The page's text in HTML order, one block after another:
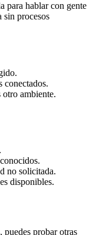
para hablar con gente
sin procesos
conectados.
otro ambiente.
no solicitada.
disponibles.
puedes probar otras